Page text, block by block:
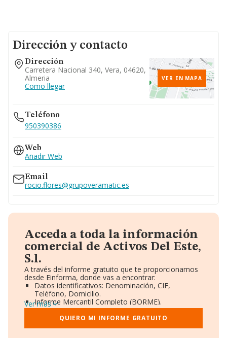
Dirección y contacto
Dirección
Carretera Nacional 340, Vera, 04620,
Almeria
Como llegar
VER EN MAPA
Teléfono
950390386
Web
Añadir Web
Email
rocio.flores@grupoveramatic.es
Acceda a toda la información
comercial de Activos Del Este,
S.l.
A través del informe gratuito que te proporcionamos
desde Einforma, donde vas a encontrar:
Datos identificativos: Denominación, CIF,
Teléfono, Domicilio.
Informe Mercantil Completo (BORME).
Gráficos de Evolución Ventas y Empleados.
Consejo de Administración y Administradores.
Directivos y Ejecutivos.
Ver más
QUIERO MI INFORME GRATUITO